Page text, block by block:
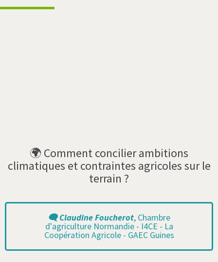
🌍 Comment concilier ambitions
climatiques et contraintes agricoles sur le
terrain ?
🗨️ Claudine Foucherot, Chambre
d'agriculture Normandie - I4CE - La
Coopération Agricole - GAEC Guines